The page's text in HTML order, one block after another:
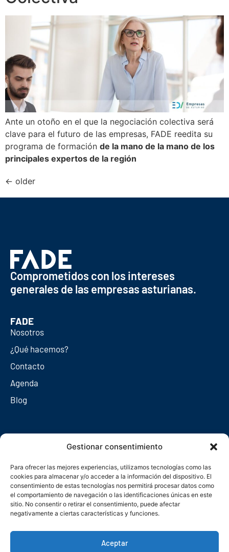
Gestionar consentimiento
Para ofrecer las mejores experiencias, utilizamos tecnologías como las
cookies para almacenar y/o acceder a la información del dispositivo. El
consentimiento de estas tecnologías nos permitirá procesar datos como
el comportamiento de navegación o las identificaciones únicas en este
sitio. No consentir o retirar el consentimiento, puede afectar
negativamente a ciertas características y funciones.
Aceptar
Ante un otoño en el que la negociación colectiva será
clave para el futuro de las empresas, FADE reedita su
programa de formación de la mano de la mano de los
principales expertos de la región
← older
Comprometidos con los intereses
generales de las empresas asturianas.
FADE
Nosotros
¿Qué hacemos?
Contacto
Agenda
Blog
Redes sociales